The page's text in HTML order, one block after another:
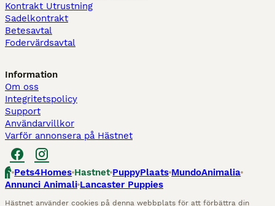
Kontrakt Utrustning
Sadelkontrakt
Betesavtal
Fodervärdsavtal
Information
Om oss
Integritetspolicy
Support
Användarvillkor
Varför annonsera på Hästnet
Pets4Homes Hastnet PuppyPlaats MundoAnimalia
Annunci Animali Lancaster Puppies
Hästnet använder cookies på denna webbplats för att förbättra din